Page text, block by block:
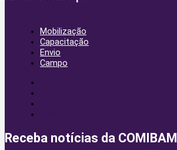
Mobilização
Capacitação
Envio
Campo
Receba notícias da COMIBAM